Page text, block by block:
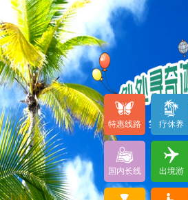
特惠线路 疗休养
国内长线 出境游